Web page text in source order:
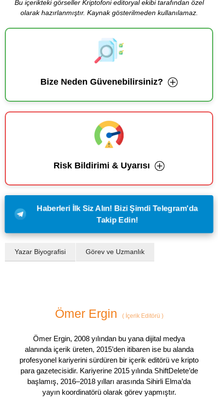
Bu içerikteki görseller Kriptofoni editoryal ekibi tarafından özel
olarak hazırlanmıştır. Kaynak gösterilmeden kullanılamaz.
Bize Neden Güvenebilirsiniz?
Risk Bildirimi & Uyarısı
Haberleri İlk Siz Alın! Bizi Şimdi Telegram'da
Takip Edin!
Yazar Biyografisi Görev ve Uzmanlık
Ömer Ergin (İçerik Editörü )
Ömer Ergin, 2008 yılından bu yana dijital medya
alanında içerik üreten, 2015’den itibaren ise bu alanda
profesyonel kariyerini sürdüren bir içerik editörü ve kripto
para gazetecisidir. Kariyerine 2015 yılında ShiftDelete’de
başlamış, 2016–2018 yılları arasında Sihirli Elma’da
yayın koordinatörü olarak görev yapmıştır.